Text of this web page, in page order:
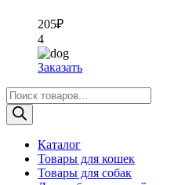
205₽
4
Заказать
Поиск
товаров
Каталог
Товары для кошек
Товары для собак